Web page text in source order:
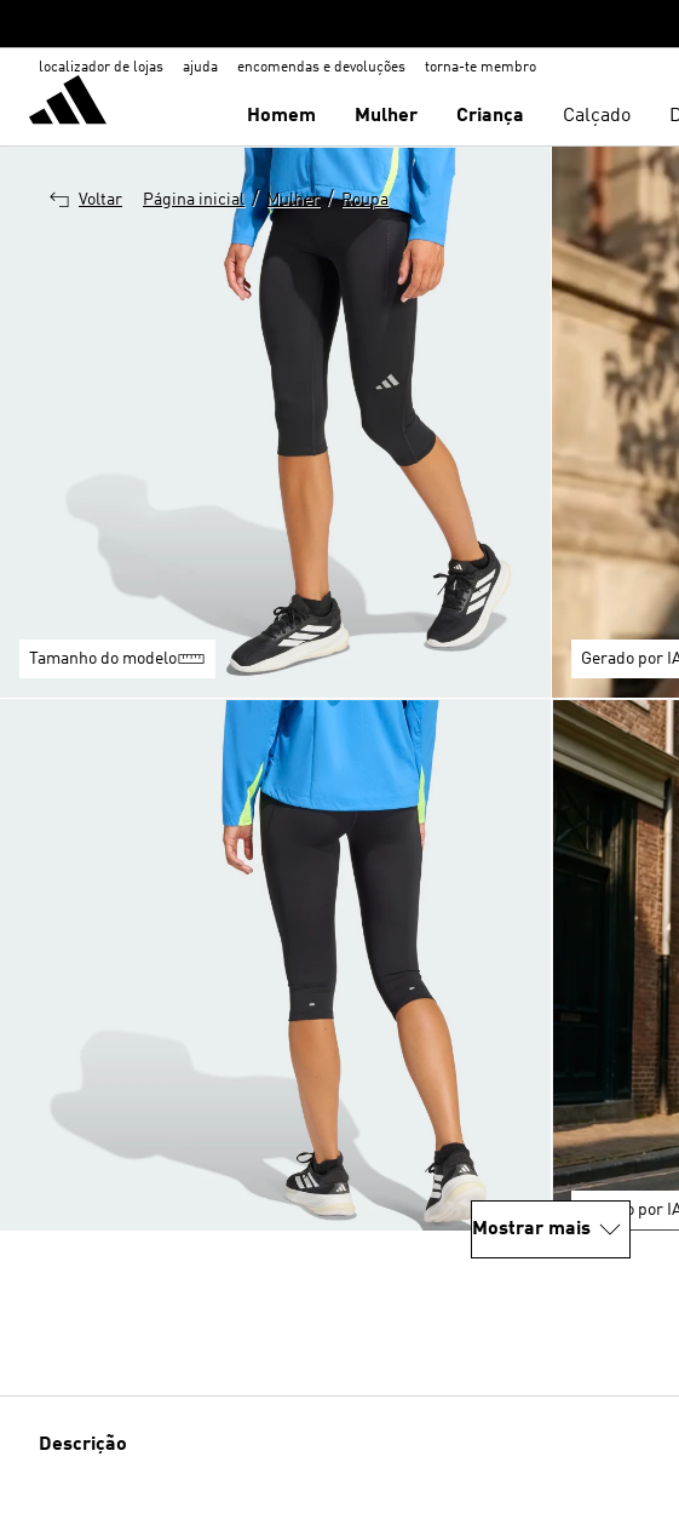
localizador de lojas ajuda encomendas e devoluções torna-te membro
Homem Mulher Criança Calçado
Voltar Página inicial / Mulher / Roupa
Tamanho do modelo Gerado por
Gerado por
Mostrar mais
Descrição